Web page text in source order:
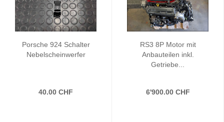
Porsche 924 Schalter
Nebelscheinwerfer
40.00 CHF
RS3 8P Motor mit
Anbauteilen inkl.
Getriebe...
6'900.00 CHF